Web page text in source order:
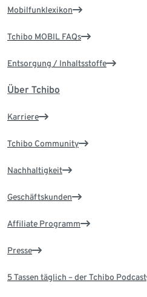
Mobilfunklexikon
Tchibo MOBIL FAQs
Entsorgung / Inhaltsstoffe
Über Tchibo
Karriere
Tchibo Community
Nachhaltigkeit
Geschäftskunden
Affiliate Programm
Presse
5 Tassen täglich – der Tchibo Podcast